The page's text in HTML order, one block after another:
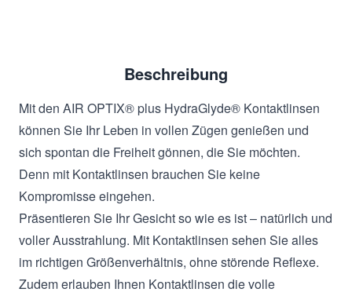
Beschreibung
Mit den AIR OPTIX® plus HydraGlyde® Kontaktlinsen
können Sie Ihr Leben in vollen Zügen genießen und
sich spontan die Freiheit gönnen, die Sie möchten.
Denn mit Kontaktlinsen brauchen Sie keine
Kompromisse eingehen.
Präsentieren Sie Ihr Gesicht so wie es ist – natürlich und
voller Ausstrahlung. Mit Kontaktlinsen sehen Sie alles
im richtigen Größenverhältnis, ohne störende Reflexe.
Zudem erlauben Ihnen Kontaktlinsen die volle